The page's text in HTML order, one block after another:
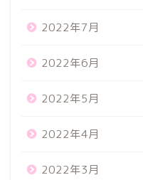
2022年7月
2022年6月
2022年5月
2022年4月
2022年3月